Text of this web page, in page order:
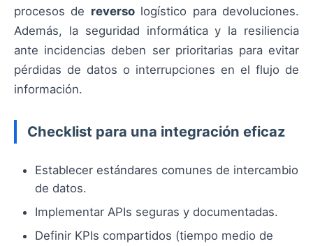
procesos de reversologístico para devoluciones.
Además, la seguridad informática y la resiliencia
ante incidencias deben ser prioritarias para evitar
pérdidas de datos o interrupciones en el flujo de
información.
Checklist para una integración eficaz
Establecer estándares comunes de intercambio
de datos.
Implementar APIs seguras y documentadas.
Definir KPIs compartidos (tiempo medio de